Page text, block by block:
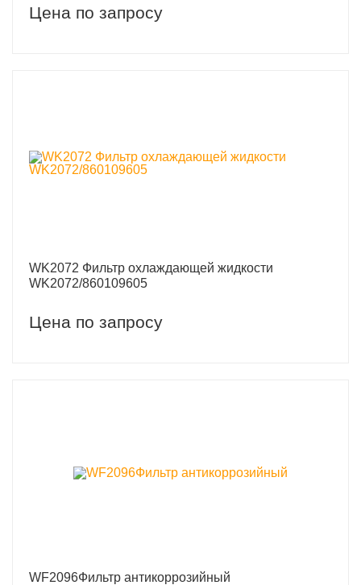
Цена по запросу
WK2072 Фильтр охлаждающей жидкости
WK2072/860109605
Цена по запросу
WF2096Фильтр антикоррозийный